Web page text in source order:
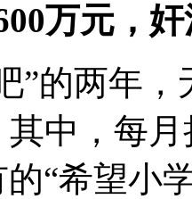
万元，
”的两年
中，每
“希望小